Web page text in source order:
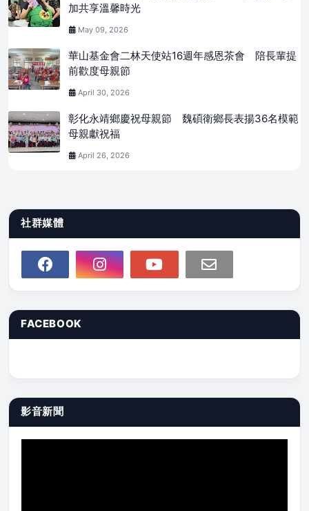
加共享溫馨時光
May 09, 2026
華山基金會二林天使站16週年感恩茶會 陪長輩提
前歡度母親節
April 30, 2026
彰化永靖鄉慶祝母親節 魏碩衛鄉長表揚36名模範
母親獻祝福
April 26, 2026
社群媒體
FACEBOOK
影音新聞